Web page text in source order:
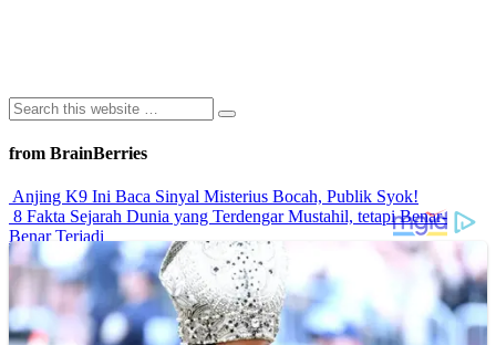
from BrainBerries
Anjing K9 Ini Baca Sinyal Misterius Bocah, Publik Syok!
8 Fakta Sejarah Dunia yang Terdengar Mustahil, tetapi Benar-
Benar Terjadi
Rahasia Sehat Sam Bimbo Yang Tetap Prima Di Usia Senja
9 Rahasia Mengejutkan Di Balik Monumen Batu Kuno Dunia!
Inilah Cara Mendeteksi Kebohongan Lewat Gerakan Bibir!
Advertisements